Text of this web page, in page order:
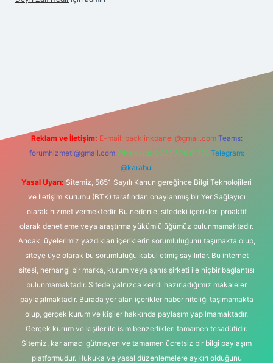
Reklam ve İletişim: E-mail: backlinkpaneli@gmail.com Teams:
forumhizmeti@gmail.com Whatsapp: 0262 606 0 726 Telegram:
@karabul
Yasal Uyarı: Sitemiz, 5651 Sayılı Kanun gereğince Bilgi Teknolojileri
ve İletişim Kurumu (BTK) tarafından onaylanmış bir Yer Sağlayıcı
olarak hizmet vermektedir. Bu nedenle, sitedeki içerikleri proaktif
olarak denetleme veya araştırma yükümlülüğümüz bulunmamaktadır.
Ancak, üyelerimiz yazdıkları içeriklerin sorumluluğunu taşımakta olup,
siteye üye olarak bu sorumluluğu kabul etmiş sayılırlar. Bu internet
sitesi, herhangi bir marka, kurum veya şahıs şirketi ile hiçbir bağlantısı
bulunmamaktadır. Sitede yalnızca kendi hazırladığımız makaleler
paylaşılmaktadır. Burada yer alan içerikler haber niteliği taşımamakta
olup, gerçek kurum ve kişiler hakkında paylaşım yapılmamaktadır.
Gerçek kurum ve kişiler ile isim benzerlikleri tamamen tesadüfidir.
Sitemiz, kar amacı gütmeyen ve tamamen ücretsiz bir bilgi paylaşım
platformudur. Hukuka ve yasal düzenlemelere aykırı olduğunu